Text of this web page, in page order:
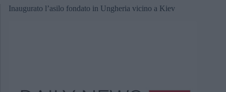
Inaugurato l’asilo fondato in Ungheria vicino a Kiev